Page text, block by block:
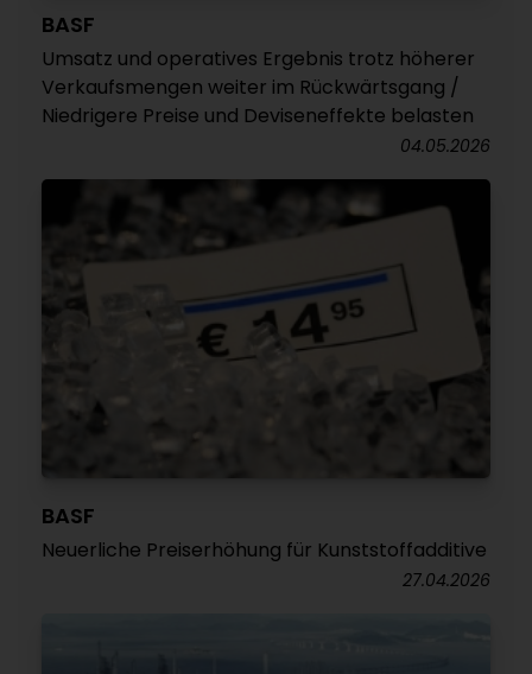
BASF
Umsatz und operatives Ergebnis trotz höherer
Verkaufsmengen weiter im Rückwärtsgang /
Niedrigere Preise und Deviseneffekte belasten
04.05.2026
BASF
Neuerliche Preiserhöhung für Kunststoffadditive
27.04.2026